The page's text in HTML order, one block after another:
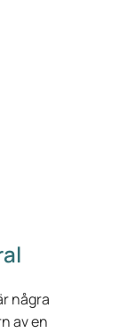
några
av en